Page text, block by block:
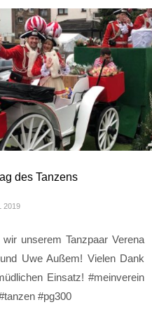
des Tanzens
2019
unserem Tanzpaar Verena
Uwe Außem! Vielen Dank
Einsatz! #meinverein
#pg300